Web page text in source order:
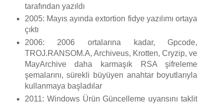
tarafından yazıldı
2005: Mayıs ayında extortion fidye yazılımı ortaya
çıktı
2006: 2006 ortalarına kadar, Gpcode,
TROJ.RANSOM.A, Archiveus, Krotten, Cryzip, ve
MayArchive daha karmaşık RSA şifreleme
şemalarını, sürekli büyüyen anahtar boyutlarıyla
kullanmaya başladılar
2011: Windows Ürün Güncelleme uyarısını taklit